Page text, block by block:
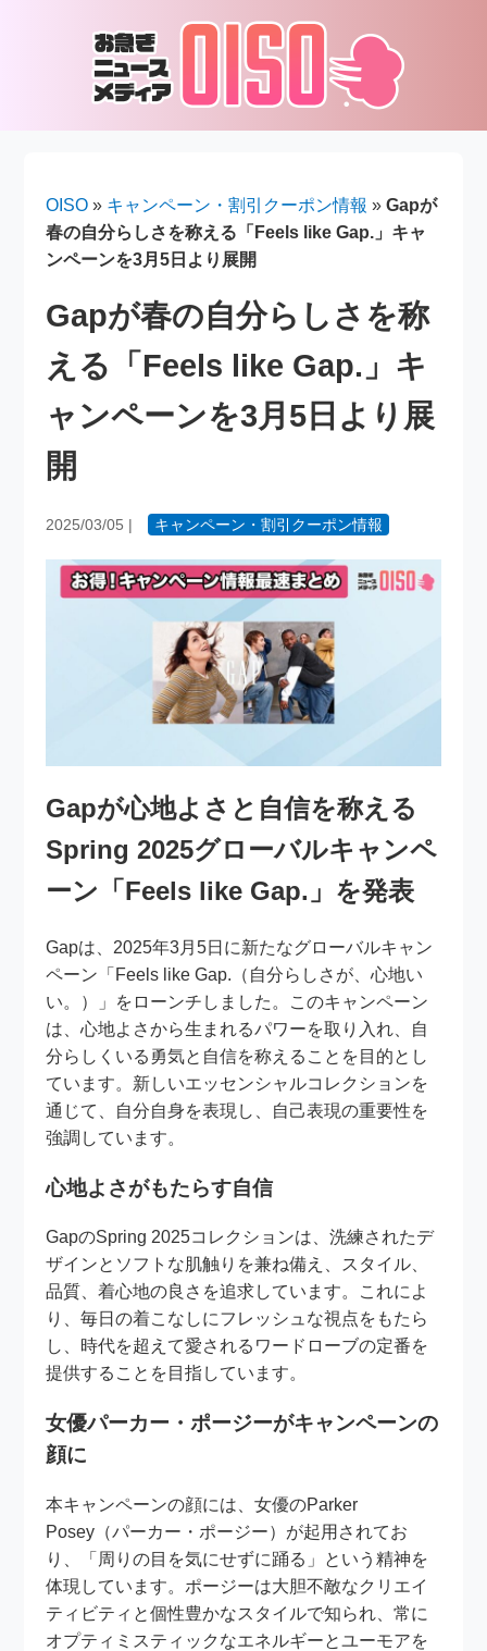
OISO » キャンペーン・割引クーポン情報 »Gapが
春の自分らしさを称える「Feels like Gap.」キャ
ンペーンを3月5日より展開
Gapが春の自分らしさを称
える「Feels like Gap.」キ
ャンペーンを3月5日より展
開
2025/03/05 | キャンペーン・割引クーポン情報
Gapが心地よさと自信を称える
Spring 2025グローバルキャンペ
ーン「Feels like Gap.」を発表
Gapは、2025年3月5日に新たなグローバルキャン
ペーン「Feels like Gap.（自分らしさが、心地い
い。）」をローンチしました。このキャンペーン
は、心地よさから生まれるパワーを取り入れ、自
分らしくいる勇気と自信を称えることを目的とし
ています。新しいエッセンシャルコレクションを
通じて、自分自身を表現し、自己表現の重要性を
強調しています。
心地よさがもたらす自信
GapのSpring 2025コレクションは、洗練されたデ
ザインとソフトな肌触りを兼ね備え、スタイル、
品質、着心地の良さを追求しています。これによ
り、毎日の着こなしにフレッシュな視点をもたら
し、時代を超えて愛されるワードローブの定番を
提供することを目指しています。
女優パーカー・ポージーがキャンペーンの
顔に
本キャンペーンの顔には、女優のParker
Posey（パーカー・ポージー）が起用されてお
り、「周りの目を気にせずに踊る」という精神を
体現しています。ポージーは大胆不敵なクリエイ
ティビティと個性豊かなスタイルで知られ、常に
オプティミスティックなエネルギーとユーモアを